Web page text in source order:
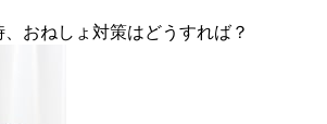
おねしょ対策はどうすれば？